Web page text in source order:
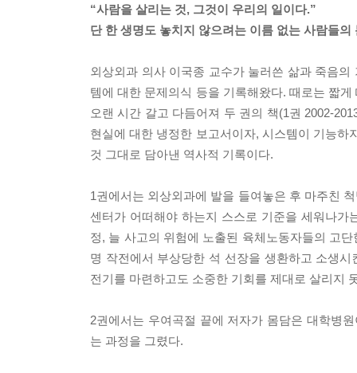
“사람을 살리는 것, 그것이 우리의 일이다.”
단 한 생명도 놓치지 않으려는 이름 없는 사람들의
외상외과 의사 이국종 교수가 눌러쓴 삶과 죽음
템에 대한 문제의식 등을 기록해왔다. 때로는 짧
오랜 시간 갈고 다듬어져 두 권의 책(1권 2002-
현실에 대한 냉정한 보고서이자, 시스템이 기능
것 그대로 담아낸 역사적 기록이다.
1권에서는 외상외과에 발을 들여놓은 후 마주친
센터가 어떠해야 하는지 스스로 기준을 세워나
정, 늘 사고의 위험에 노출된 육체노동자들의 고
명 작전에서 부상당한 석 선장을 생환하고 소생
전기를 마련하고도 소중한 기회를 제대로 살리지
2권에서는 우여곡절 끝에 저자가 몸담은 대학병
는 과정을 그렸다.